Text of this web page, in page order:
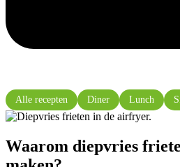
Alle recepten Diner Lunch
Waarom diepvries